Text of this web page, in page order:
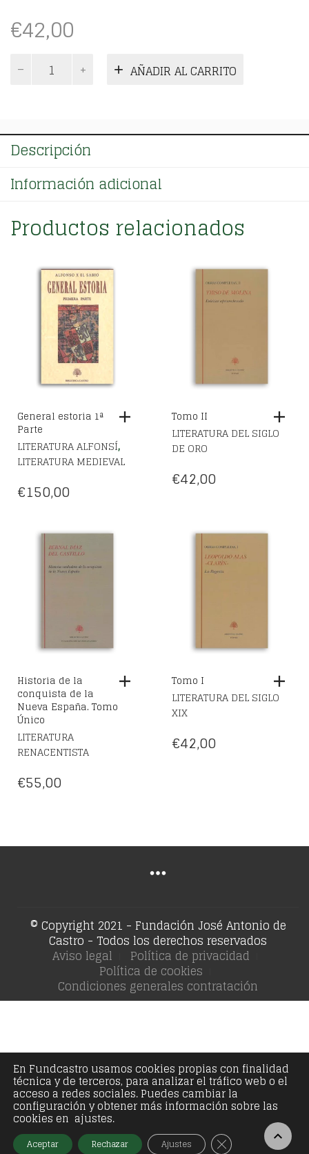
€42,00
completas. AÑADIR AL CARRITO
Descripción
Información adicional
Productos relacionados
General estoria 1ª
Parte
LITERATURA ALFONSÍ,
LITERATURA MEDIEVAL
€150,00
Tomo II
LITERATURA DEL SIGLO
DE ORO
€42,00
Historia de la
conquista de la
Nueva España. Tomo
Único
LITERATURA
RENACENTISTA
€55,00
Tomo I
LITERATURA DEL SIGLO
XIX
€42,00
© Copyright 2021 - Fundación José Antonio de
Castro - Todos los derechos reservados
Aviso legal Política de privacidad
Política de cookies
Condiciones generales contratación
En Fundcastro usamos cookies propias con finalidad
técnica y de terceros, para analizar el tráfico web o el
acceso a redes sociales. Puedes cambiar la
configuración y obtener más información sobre las
cookies en ajustes.
Aceptar Rechazar Ajustes Cerrar el banner